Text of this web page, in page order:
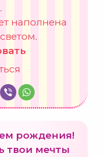
наполнена
рождения!
твои мечты